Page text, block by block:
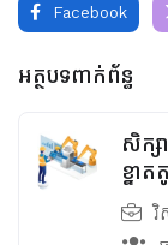
Facebook
អត្ថបទពាក់ព័ន្ធ
សិក្ស
ខ្នា
វិ